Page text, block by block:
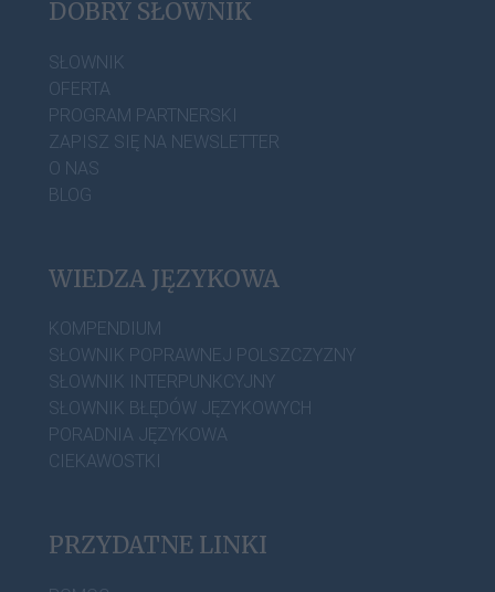
DOBRY SŁOWNIK
SŁOWNIK
OFERTA
PROGRAM PARTNERSKI
ZAPISZ SIĘ NA NEWSLETTER
O NAS
BLOG
WIEDZA JĘZYKOWA
KOMPENDIUM
SŁOWNIK POPRAWNEJ POLSZCZYZNY
SŁOWNIK INTERPUNKCYJNY
SŁOWNIK BŁĘDÓW JĘZYKOWYCH
PORADNIA JĘZYKOWA
CIEKAWOSTKI
PRZYDATNE LINKI